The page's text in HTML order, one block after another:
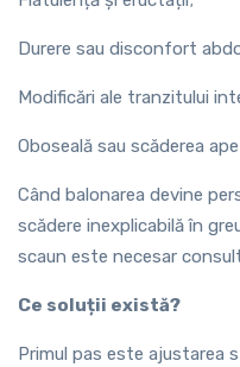
Durere sau disconfort
Modificări ale tranzitului
Oboseală sau scăderea
Când balonarea devine
scădere inexplicabilă în
scaun este necesar
Ce soluții există?
Primul pas este ajustarea